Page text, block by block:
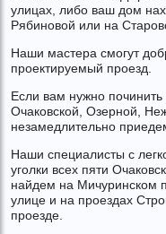
улицах, либо ваш дом
Рябиновой или на
Наши мастера смогут
проектируемый проезд.
Если вам нужно
Очаковской, Озерной,
незамедлительно
Наши специалисты с
уголки всех пяти
найдем на Мичуринском
улице и на проездах
проезде.